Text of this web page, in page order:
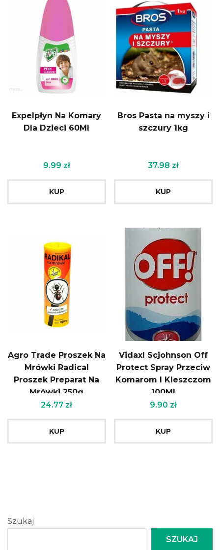
Expelpłyn Na Komary
Dla Dzieci 60Ml
9.99 zł
KUP
Bros Pasta na myszy i
szczury 1kg
37.98 zł
KUP
Agro Trade Proszek Na
Mrówki Radical
Proszek Preparat Na
Mrówki 250g
24.77 zł
KUP
Vidaxl Scjohnson Off
Protect Spray Przeciw
Komarom I Kleszczom
100Ml
9.90 zł
KUP
Szukaj
SZUKAJ